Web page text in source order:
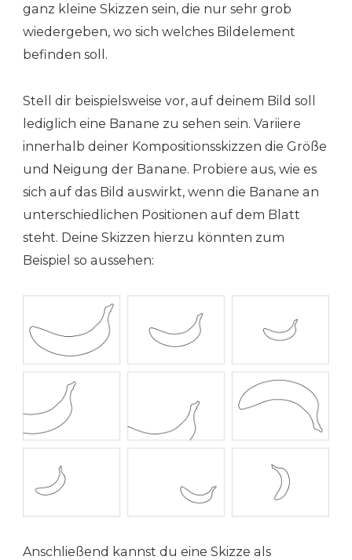
ganz kleine Skizzen sein, die nur sehr grob
wiedergeben, wo sich welches Bildelement
befinden soll.
Stell dir beispielsweise vor, auf deinem Bild soll
lediglich eine Banane zu sehen sein. Variiere
innerhalb deiner Kompositionsskizzen die Größe
und Neigung der Banane. Probiere aus, wie es
sich auf das Bild auswirkt, wenn die Banane an
unterschiedlichen Positionen auf dem Blatt
steht. Deine Skizzen hierzu könnten zum
Beispiel so aussehen:
Anschließend kannst du eine Skizze als